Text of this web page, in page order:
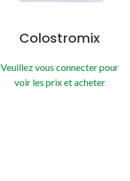
Colostromix
Veuillez vous connecter pour
voir les prix et acheter